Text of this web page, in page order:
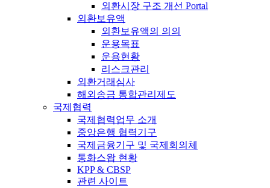
외환시장 구조 개선 Portal
외환보유액
외환보유액의 의의
운용목표
운용현황
리스크관리
외환거래심사
해외송금 통합관리제도
국제협력
국제협력업무 소개
중앙은행 협력기구
국제금융기구 및 국제회의체
통화스왑 현황
KPP & CBSP
관련 사이트